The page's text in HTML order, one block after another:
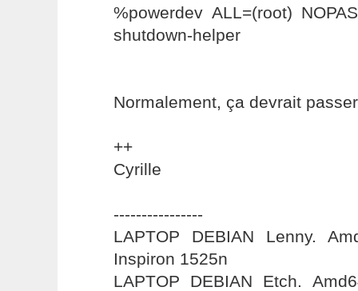
%powerdev ALL=(root)
shutdown-helper
Normalement, ça devrait passer
++
Cyrille
----------------
LAPTOP DEBIAN Lenny.
Inspiron 1525n
LAPTOP DEBIAN Etch.